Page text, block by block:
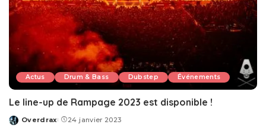
Actus Drum & Bass Dubstep Événements
Le line-up de Rampage 2023 est disponible !
Posted
Overdrax 24 janvier 2023